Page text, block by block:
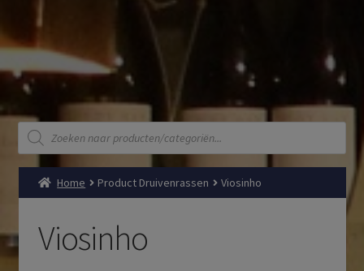
Producten
zoeken
Home Product Druivenrassen Viosinho
Viosinho